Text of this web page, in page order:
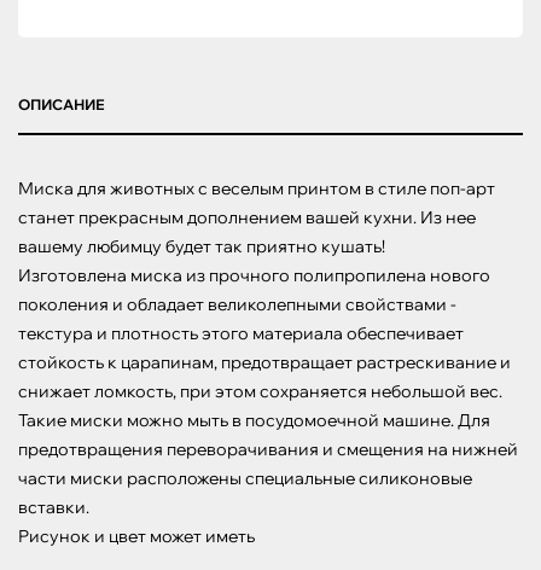
ОПИСАНИЕ
Миска для животных с веселым принтом в стиле поп-арт
станет прекрасным дополнением вашей кухни. Из нее
вашему любимцу будет так приятно кушать!
Изготовлена миска из прочного полипропилена нового
поколения и обладает великолепными свойствами -
текстура и плотность этого материала обеспечивает
стойкость к царапинам, предотвращает растрескивание и
снижает ломкость, при этом сохраняется небольшой вес.
Такие миски можно мыть в посудомоечной машине. Для
предотвращения переворачивания и смещения на нижней
части миски расположены специальные силиконовые
вставки.
Рисунок и цвет может иметь